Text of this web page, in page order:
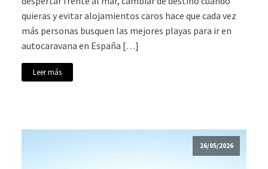
quieras y evitar alojamientos caros hace que cada vez
más personas busquen las mejores playas para ir en
autocaravana en España […]
Leer más
26/05/2026